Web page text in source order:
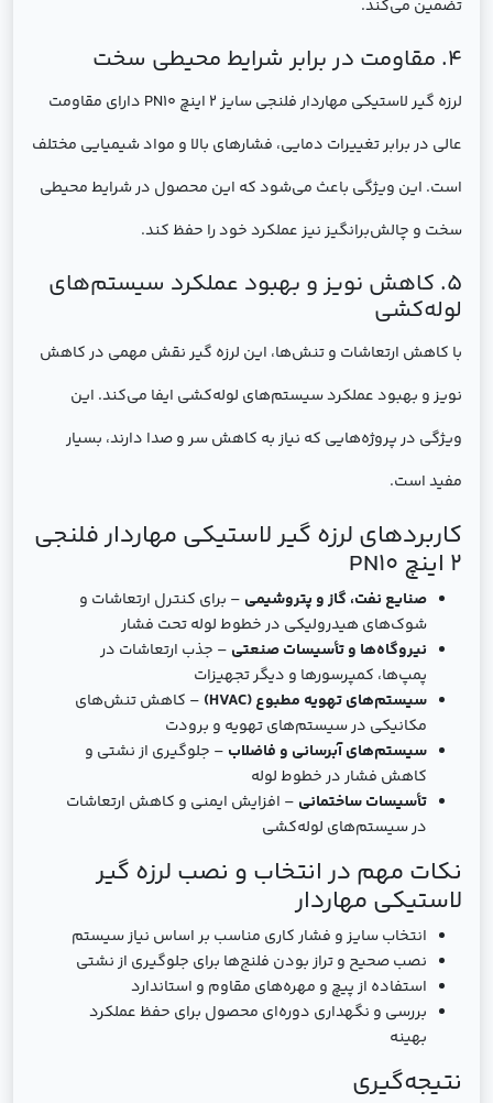
تضمین می‌کند.
4. مقاومت در برابر شرایط محیطی سخت
لرزه گیر لاستیکی مهاردار فلنجی سایز 2 اینچ PN10 دارای مقاومت
عالی در برابر تغییرات دمایی، فشارهای بالا و مواد شیمیایی مختلف
است. این ویژگی باعث می‌شود که این محصول در شرایط محیطی
سخت و چالش‌برانگیز نیز عملکرد خود را حفظ کند.
5. کاهش نویز و بهبود عملکرد سیستم‌های
لوله‌کشی
با کاهش ارتعاشات و تنش‌ها، این لرزه گیر نقش مهمی در کاهش
نویز و بهبود عملکرد سیستم‌های لوله‌کشی ایفا می‌کند. این
ویژگی در پروژه‌هایی که نیاز به کاهش سر و صدا دارند، بسیار
مفید است.
کاربردهای لرزه گیر لاستیکی مهاردار فلنجی
2 اینچ PN10
صنایع نفت، گاز و پتروشیمی – برای کنترل ارتعاشات و
شوک‌های هیدرولیکی در خطوط لوله تحت فشار
نیروگاه‌ها و تأسیسات صنعتی – جذب ارتعاشات در
پمپ‌ها، کمپرسورها و دیگر تجهیزات
سیستم‌های تهویه مطبوع (HVAC)
– کاهش تنش‌های
مکانیکی در سیستم‌های تهویه و برودت
سیستم‌های آبرسانی و فاضلاب – جلوگیری از نشتی و
کاهش فشار در خطوط لوله
تأسیسات ساختمانی – افزایش ایمنی و کاهش ارتعاشات
در سیستم‌های لوله‌کشی
نکات مهم در انتخاب و نصب لرزه گیر
لاستیکی مهاردار
انتخاب سایز و فشار کاری مناسب بر اساس نیاز سیستم
نصب صحیح و تراز بودن فلنج‌ها برای جلوگیری از نشتی
استفاده از پیچ و مهره‌های مقاوم و استاندارد
بررسی و نگهداری دوره‌ای محصول برای حفظ عملکرد
بهینه
نتیجه‌گیری